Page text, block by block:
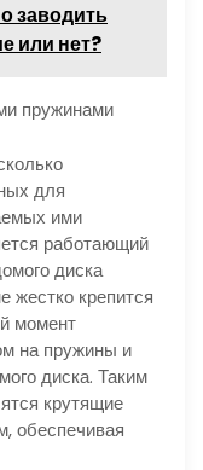
заводить
или нет?
для
ими
работающий
диска
жестко крепится
момент
на пружины и
диска. Таким
крутящие
обеспечивая